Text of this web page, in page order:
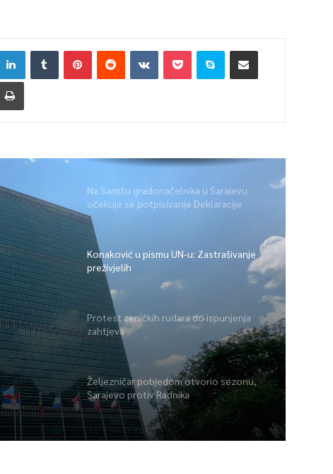
Na Samitu gradonačelnika u Sarajevu
očekuje se potpisivanje Deklaracije
Konaković u pismu UN-u: Zastrašivanje
preživjelih
Protest zeničkih rudara do ispunjenja
zahtjeva
Željezničar pobjedom otvorio sezonu,
Sarajevo protiv Radnika